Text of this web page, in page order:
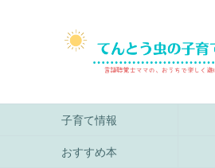
子育て情報
おすすめ本